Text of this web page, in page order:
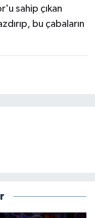
sahip çıkan
bu çabaların